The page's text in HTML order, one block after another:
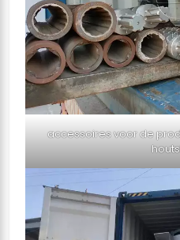
accessoires voor de